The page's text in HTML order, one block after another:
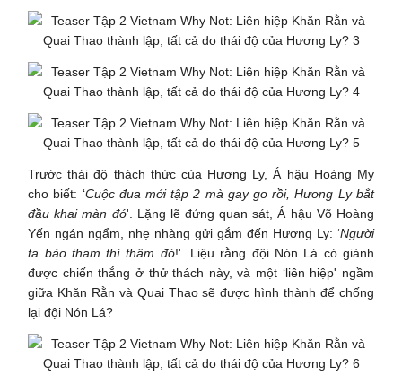
Trước thái độ thách thức của Hương Ly, Á hậu Hoàng My
cho biết: ‘Cuộc đua mới tập 2 mà gay go rồi, Hương Ly bắt
đầu khai màn đó'. Lặng lẽ đứng quan sát, Á hậu Võ Hoàng
Yến ngán ngẩm, nhẹ nhàng gửi gắm đến Hương Ly: ‘Người
ta bảo tham thì thâm đó!'. Liệu rằng đội Nón Lá có giành
được chiến thắng ở thử thách này, và một ‘liên hiệp' ngầm
giữa Khăn Rằn và Quai Thao sẽ được hình thành để chống
lại đội Nón Lá?